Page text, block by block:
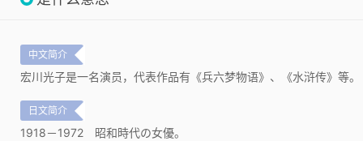
中文简介
宏川光子是一名演员，代表作品有《兵六梦物语》、《水浒传》等。
日文简介
1918－1972 昭和時代の女優。